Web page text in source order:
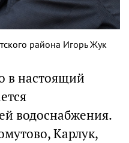
района Игорь Жук
в настоящий
водоснабжения.
Карлук,